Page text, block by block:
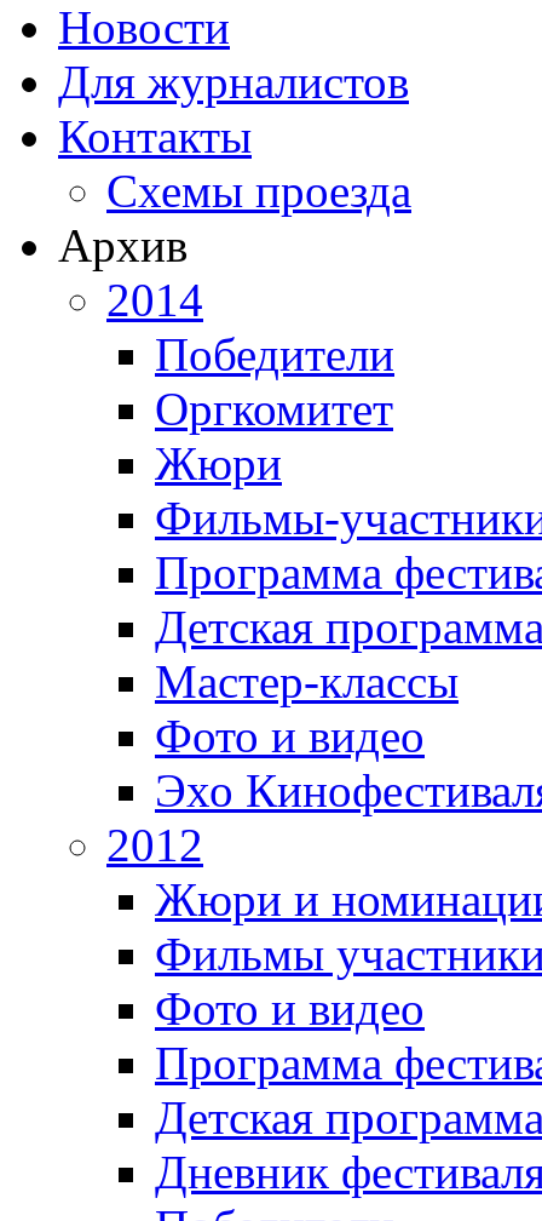
Новости
Для журналистов
Контакты
Схемы проезда
Архив
2014
Победители
Оргкомитет
Жюри
Фильмы-
Программа
Детская
Мастер-классы
Фото и видео
Эхо
2012
Жюри и
Фильмы
Фото и видео
Программа
Детская
Дневник